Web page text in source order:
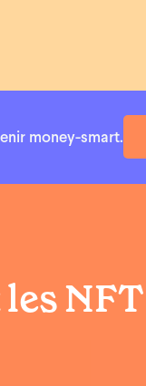
money-smart.
NFT